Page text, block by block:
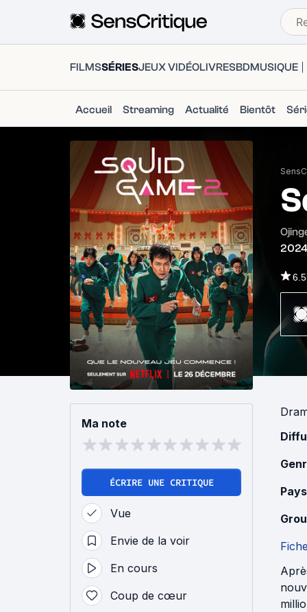
FILMSSÉRIESJEUX VIDÉOLIVRESBDMUSIQUE
Accueil Streaming Actualité Bientôt
2024
Ma note
ÉCRIRE UNE CRITIQUE
Vue
Envie de la voir
En cours
Coup de cœur